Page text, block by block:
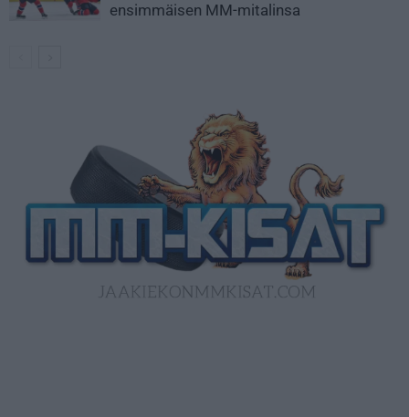
ensimmäisen MM-mitalinsa